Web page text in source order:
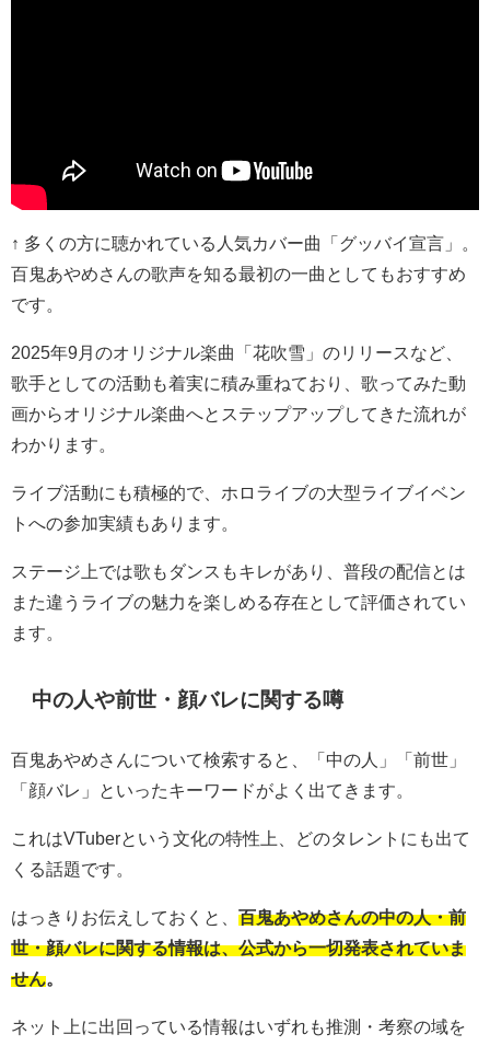
↑ 多くの方に聴かれている人気カバー曲「グッバイ宣言」。
百鬼あやめさんの歌声を知る最初の一曲としてもおすすめ
です。
2025年9月のオリジナル楽曲「花吹雪」のリリースなど、
歌手としての活動も着実に積み重ねており、歌ってみた動
画からオリジナル楽曲へとステップアップしてきた流れが
わかります。
ライブ活動にも積極的で、ホロライブの大型ライブイベン
トへの参加実績もあります。
ステージ上では歌もダンスもキレがあり、普段の配信とは
また違うライブの魅力を楽しめる存在として評価されてい
ます。
中の人や前世・顔バレに関する噂
百鬼あやめさんについて検索すると、「中の人」「前世」
「顔バレ」といったキーワードがよく出てきます。
これはVTuberという文化の特性上、どのタレントにも出て
くる話題です。
はっきりお伝えしておくと、 百鬼あやめさんの中の人・前
世・顔バレに関する情報は、公式から一切発表されていま
せん。
ネット上に出回っている情報はいずれも推測・考察の域を